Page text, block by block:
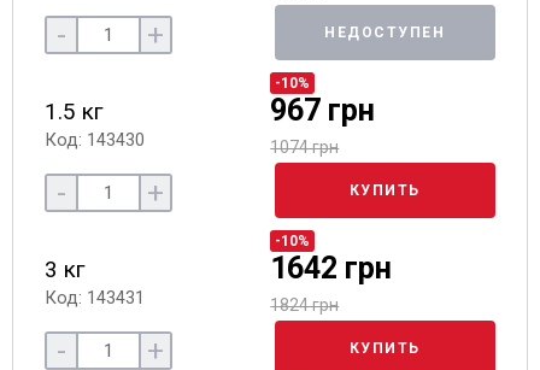
- + НЕДОСТУПЕН
1.5 кг
Код: 143430
-10%
967 грн
1074 грн
- + КУПИТЬ
3 кг
Код: 143431
-10%
1642 грн
1824 грн
- + КУПИТЬ